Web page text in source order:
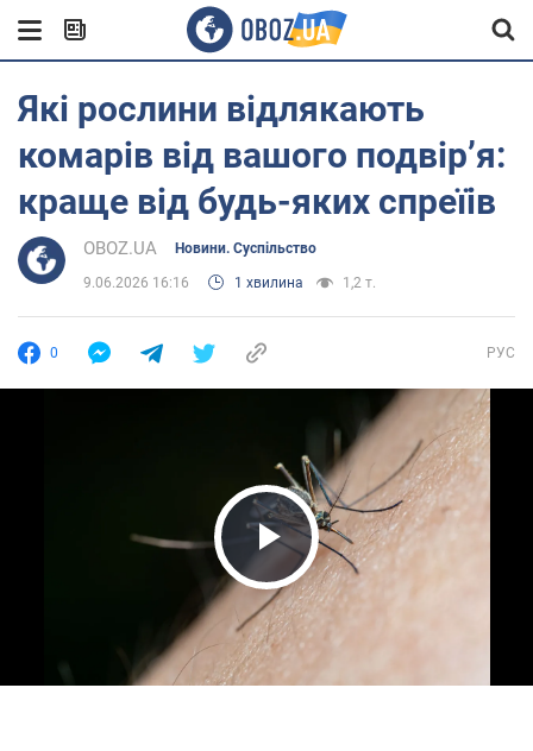
Які рослини відлякають
комарів від вашого подвір’я:
краще від будь-яких спреїів
OBOZ.UA Новини. Суспільство
9.06.2026 16:16 1 хвилина 1,2 т.
0 РУС
Play Video